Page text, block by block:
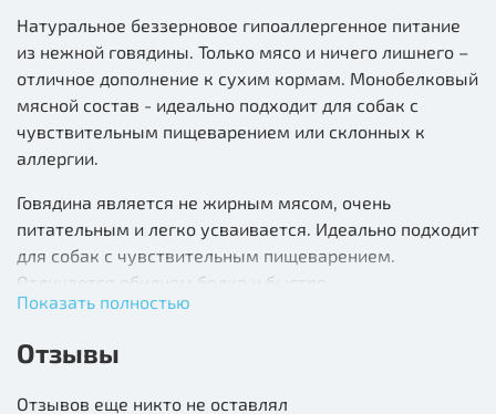
Натуральное беззерновое гипоаллергенное питание
из нежной говядины. Только мясо и ничего лишнего –
отличное дополнение к сухим кормам. Монобелковый
мясной состав - идеально подходит для собак с
чувствительным пищеварением или склонных к
аллергии.
Говядина является не жирным мясом, очень
питательным и легко усваивается. Идеально подходит
для собак с чувствительным пищеварением.
Отличается обилием белка и быстро
усваивающимися аминокислотами.
100% натуральное мясное питание
80% высококачественного мяса
Показать полностью
Отзывы
Отзывов еще никто не оставлял